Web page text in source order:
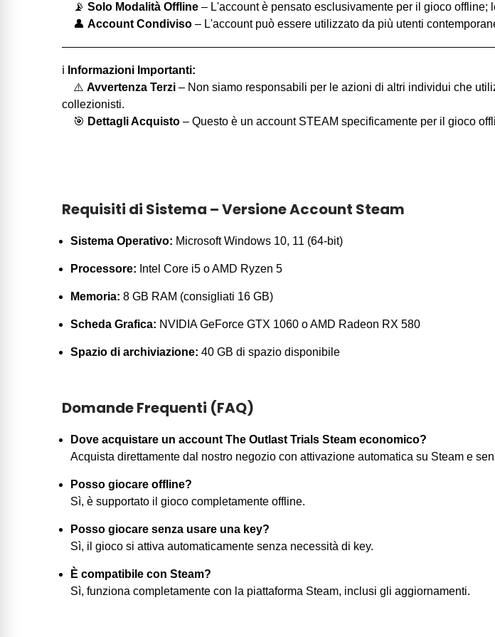
📡 Solo Modalità Offline – L'account è pensato esclusivamente per il gioco
👤 Account Condiviso – L'account può essere utilizzato da più utenti
ℹ️ Informazioni Importanti:
⚠️ Avvertenza Terzi – Non siamo responsabili per le azioni di altri individui che
collezionisti.
🎯 Dettagli Acquisto – Questo è un account STEAM specificamente per il gioco
Requisiti di Sistema – Versione Account Steam
Sistema Operativo: Microsoft Windows 10, 11 (64-bit)
Processore: Intel Core i5 o AMD Ryzen 5
Memoria: 8 GB RAM (consigliati 16 GB)
Scheda Grafica: NVIDIA GeForce GTX 1060 o AMD Radeon RX 580
Spazio di archiviazione: 40 GB di spazio disponibile
Domande Frequenti (FAQ)
Dove acquistare un account The Outlast Trials Steam economico?
Acquista direttamente dal nostro negozio con attivazione automatica su Steam e
Posso giocare offline?
Sì, è supportato il gioco completamente offline.
Posso giocare senza usare una key?
Sì, il gioco si attiva automaticamente senza necessità di key.
È compatibile con Steam?
Sì, funziona completamente con la piattaforma Steam, inclusi gli aggiornamenti.